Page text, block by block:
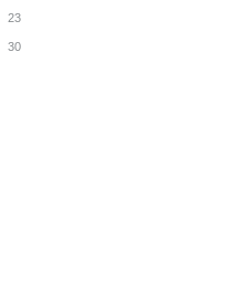
23
30